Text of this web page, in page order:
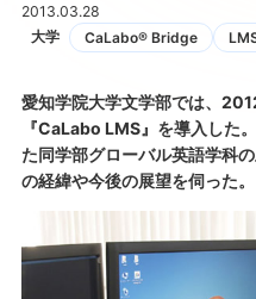
2013.03.28
大学
CaLabo® Bridge
愛知学院大学文学部では、
『CaLabo LMS』を導入した
た同学部グローバル英語学科
の経緯や今後の展望を伺った。